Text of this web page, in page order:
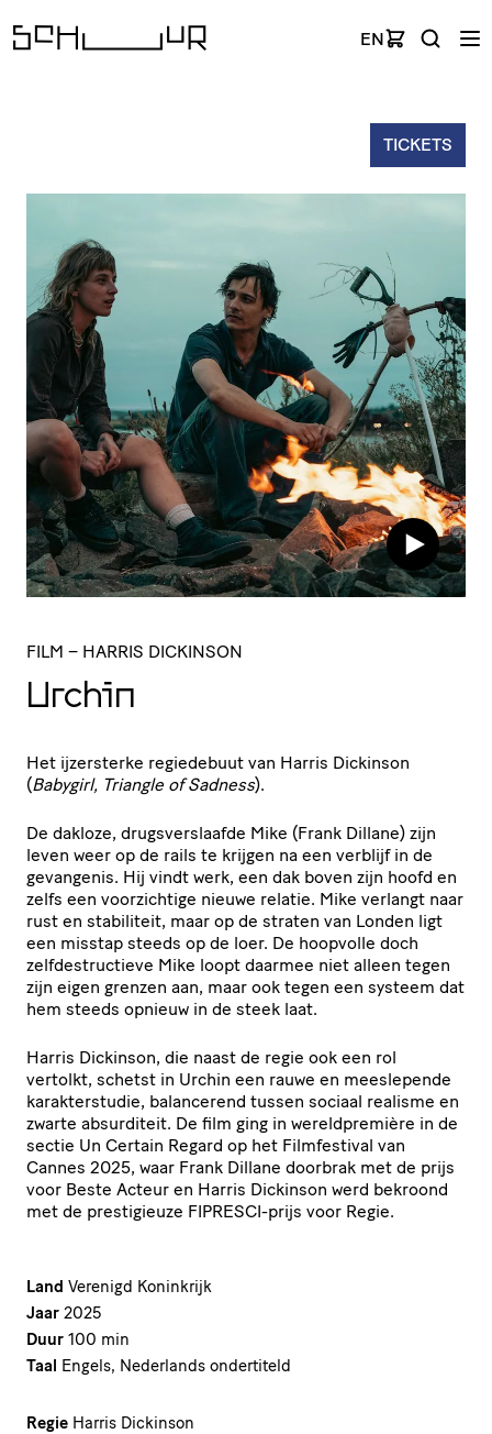
EN
TICKETS
FILM – HARRIS DICKINSON
Urchin
Het ijzersterke regiedebuut van Harris Dickinson
(Babygirl, Triangle of Sadness).
De dakloze, drugsverslaafde Mike (Frank Dillane) zijn
leven weer op de rails te krijgen na een verblijf in de
gevangenis. Hij vindt werk, een dak boven zijn hoofd en
zelfs een voorzichtige nieuwe relatie. Mike verlangt naar
rust en stabiliteit, maar op de straten van Londen ligt
een misstap steeds op de loer. De hoopvolle doch
zelfdestructieve Mike loopt daarmee niet alleen tegen
zijn eigen grenzen aan, maar ook tegen een systeem dat
hem steeds opnieuw in de steek laat.
Harris Dickinson, die naast de regie ook een rol
vertolkt, schetst in Urchin een rauwe en meeslepende
karakterstudie, balancerend tussen sociaal realisme en
zwarte absurditeit. De film ging in wereldpremière in de
sectie Un Certain Regard op het Filmfestival van
Cannes 2025, waar Frank Dillane doorbrak met de prijs
voor Beste Acteur en Harris Dickinson werd bekroond
met de prestigieuze FIPRESCI-prijs voor Regie.
Land Verenigd Koninkrijk
Jaar 2025
Duur 100 min
Taal Engels, Nederlands ondertiteld
Regie Harris Dickinson